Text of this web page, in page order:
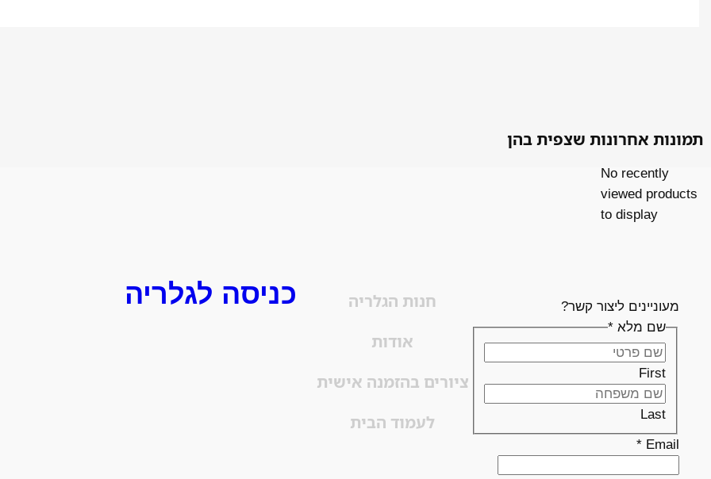
תמונות אחרונות שצפית בהן
No recently
viewed products
to display
מעוניינים ליצור קשר?
שם מלא *
First
Last
Email
*
חנות הגלריה
אודות
ציורים בהזמנה אישית
לעמוד הבית
כניסה לגלריה